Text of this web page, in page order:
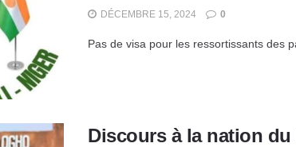
DÉCEMBRE 15, 2024 0
Pas de visa pour les ressortissants des
Discours à la nation